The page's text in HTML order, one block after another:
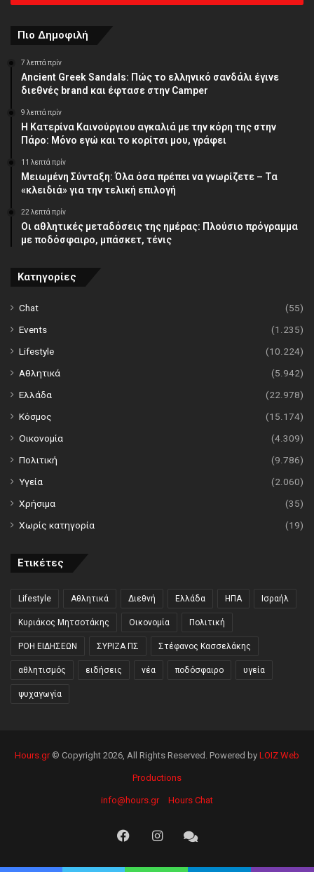
διεύθυνση
Πιο Δημοφιλή
7 λεπτά πρίν
Ancient Greek Sandals: Πώς το ελληνικό σανδάλι έγινε
διεθνές brand και έφτασε στην Camper
9 λεπτά πρίν
Η Κατερίνα Καινούργιου αγκαλιά με την κόρη της στην
Πάρο: Μόνο εγώ και το κορίτσι μου, γράφει
11 λεπτά πρίν
Μειωμένη Σύνταξη: Όλα όσα πρέπει να γνωρίζετε – Τα
«κλειδιά» για την τελική επιλογή
22 λεπτά πρίν
Οι αθλητικές μεταδόσεις της ημέρας: Πλούσιο πρόγραμμα
με ποδόσφαιρο, μπάσκετ, τένις
Κατηγορίες
Chat
(55)
Events
(1.235)
Lifestyle
(10.224)
Αθλητικά
(5.942)
Ελλάδα
(22.978)
Κόσμος
(15.174)
Οικονομία
(4.309)
Πολιτική
(9.786)
Υγεία
(2.060)
Χρήσιμα
(35)
Χωρίς κατηγορία
(19)
Ετικέτες
Lifestyle Αθλητικά Διεθνή Ελλάδα ΗΠΑ Ισραήλ
Κυριάκος Μητσοτάκης Οικονομία Πολιτική
ΡΟΗ ΕΙΔΗΣΕΩΝ ΣΥΡΙΖΑ ΠΣ Στέφανος Κασσελάκης
αθλητισμός ειδήσεις νέα ποδόσφαιρο υγεία
ψυχαγωγία
Hours.gr© Copyright 2026, All Rights Reserved. Powered by LOIZ Web
Productions
info@hours.gr Hours Chat
FacebookInstagramHours